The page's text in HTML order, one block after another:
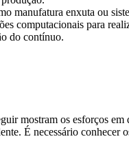
manufatura enxuta ou
computacionais para
do contínuo.
mostram os esforços
É necessário conhecer